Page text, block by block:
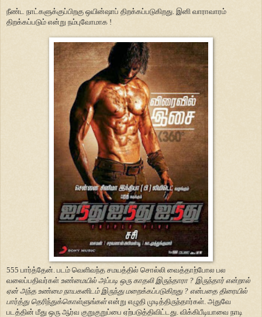
நீண்ட நாட்களுக்குப்பிறகு ஒயின்ஷாப் திறக்கப்படுகிறது. இனி வாராவாரம்
திறக்கப்படும் என்று நம்புவோமாக !
555 பார்த்தேன். படம் வெளிவந்த சமயத்தில் சொல்லி வைத்தாற்போல பல
வலைப்பதிவர்கள் உண்மையில் அப்படி ஒரு காதலி இருந்தாரா ? இருந்தார் என்றால்
ஏன் அந்த உண்மை நாயகனிடம் இருந்து மறைக்கப்படுகிறது ? என்பதை திரையில்
பார்த்து தெரிந்துக்கொள்ளுங்கள்என்று எழுதி முடித்திருந்தார்கள். அதுவே
படத்தின் மீது ஒரு ஆர்வ குறுகுறுப்பை ஏற்படுத்திவிட்டது. விக்கிபீடியாவை நாடி